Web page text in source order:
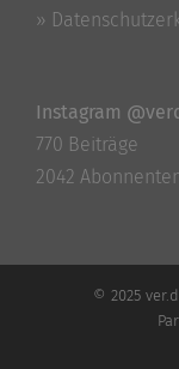
»
Instagram
770 Beiträge
2042
© 2025